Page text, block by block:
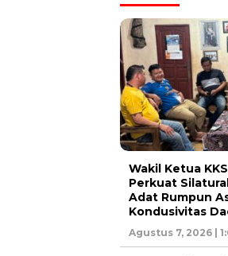
Wakil Ketua
Perkuat
Adat Rumpun
Kondusivitas
Agustus 7, 2026 |